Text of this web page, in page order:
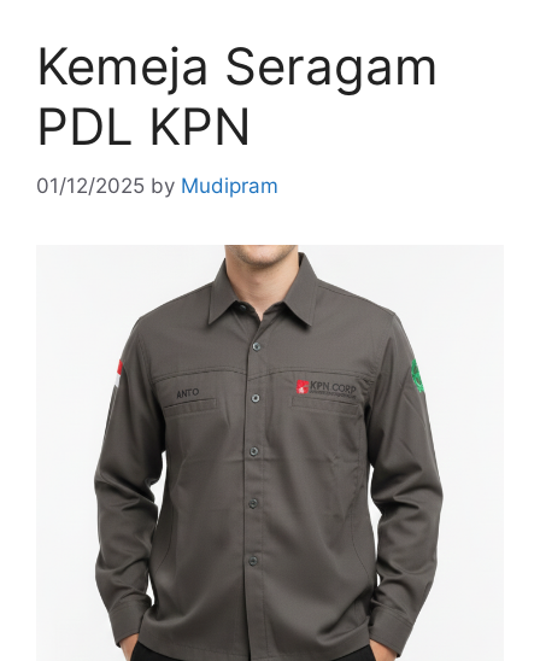
Kemeja Seragam
PDL KPN
01/12/2025 by Mudipram